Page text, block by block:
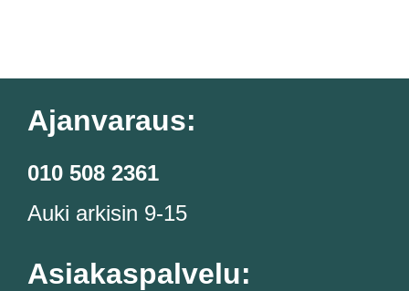
Ajanvaraus:
010 508 2361
Auki arkisin 9-15
Asiakaspalvelu: